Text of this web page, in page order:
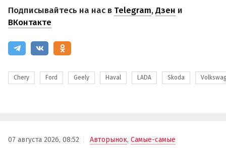
Подписывайтесь на нас в Telegram,Дзен и
ВКонтакте
Chery Ford Geely Haval LADA Skoda
07 августа 2026, 08:52 Авторынок, Самые-самые